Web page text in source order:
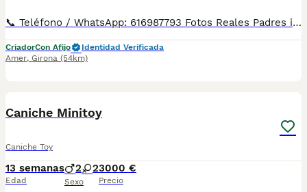
📞 Teléfono / WhatsApp: 616987793 Fotos Reales Padres importados directamente de China Los cachorros nacieron en nuestro criadero de Girona . Para familia muy exigentes. 🐶Disponible cachorrito de CANICHE macho y hembra de linea asiatica, se caracteriza por una estética tipo "peluche" o "muñeca", destacando por ojos muy grandes, negros y redondos, un hocico más chato y corto, y orejas de inserción más alta. Se entrega con todas las garantías: ✔ Vacunas correspondientes a su edad ✔ Desparasitaciones al día ✔ Factura legal ✔ Contrato de compra-venta ✔ Procedente de centro autorizado con núcleo zoológico 👨‍👩‍👧‍👦 Criado con atención diaria y acostumbrado al contacto humano. 🏡 Visitas disponibles de lunes a domingo con cita previa, para que puedas conocer a los cachorros y ver dónde se crían. 🚚 Envíos disponibles a toda España. Los precios pueden variar según la edad , sexo , color ,tamaño ,mas iva .
CriadorCon Afijo
Identidad Verificada
Amer, Girona (54km)
Caniche Minitoy
Caniche Toy
13 semanas
Edad
2 2
Sexo
3000 €
Precio